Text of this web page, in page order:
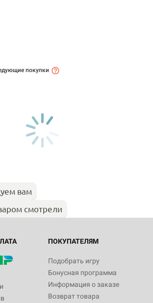
покупки
вам
смотрели
ПОКУПАТЕЛЯМ
Подобрать игру
Бонусная программа
Информация о заказе
Возврат товара